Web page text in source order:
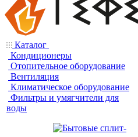
Каталог
Кондиционеры
Отопительное оборудование
Вентиляция
Климатическое оборудование
Фильтры и умягчители для
воды